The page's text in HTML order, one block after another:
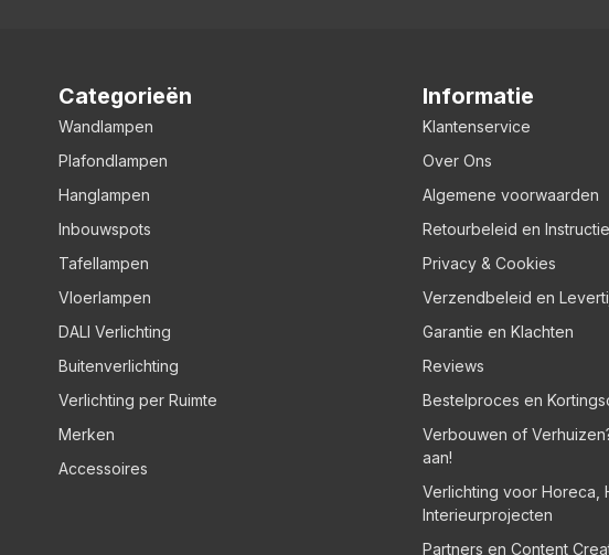
Categorieën
Wandlampen
Plafondlampen
Hanglampen
Inbouwspots
Tafellampen
Vloerlampen
DALI Verlichting
Buitenverlichting
Verlichting per Ruimte
Merken
Accessoires
Informatie
Klantenservice
Over Ons
Algemene voorwaarden
Retourbeleid en
Privacy & Cookies
Verzendbeleid en
Garantie en Klachten
Reviews
Bestelproces en
Verbouwen of
aan!
Verlichting voor Horeca,
Interieurprojecten
Partners en Content